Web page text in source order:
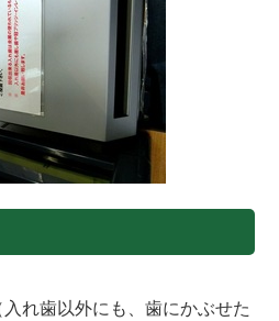
れ歯以外にも、歯にかぶせた